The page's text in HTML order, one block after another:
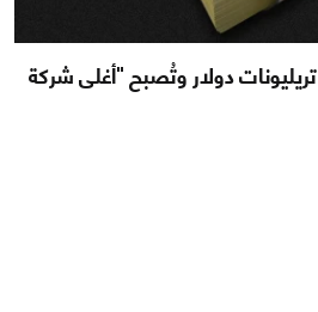
Apple تتجاوز حاجز الـ 5 تريليونات دولار وتُصبح "أغلى شركة